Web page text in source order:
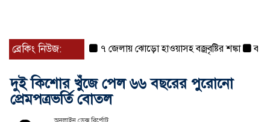
ব্রেকিং নিউজ: ৭ জেলায় ঝোড়ো হাওয়াসহ বজ্রবৃষ্টির শঙ্কা বগুড়া ও
দুই কিশোর খুঁজে পেল ৬৬ বছরের পুরোনো
প্রেমপত্রভর্তি বোতল